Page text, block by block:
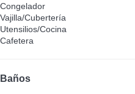
Congelador
Vajilla/Cubertería
Utensilios/Cocina
Cafetera
Baños